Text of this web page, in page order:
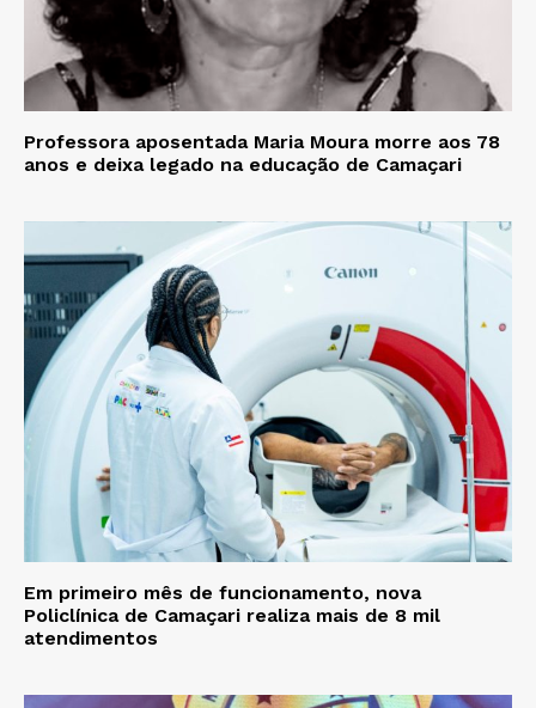
Professora aposentada Maria Moura morre aos 78
anos e deixa legado na educação de Camaçari
Em primeiro mês de funcionamento, nova
Policlínica de Camaçari realiza mais de 8 mil
atendimentos